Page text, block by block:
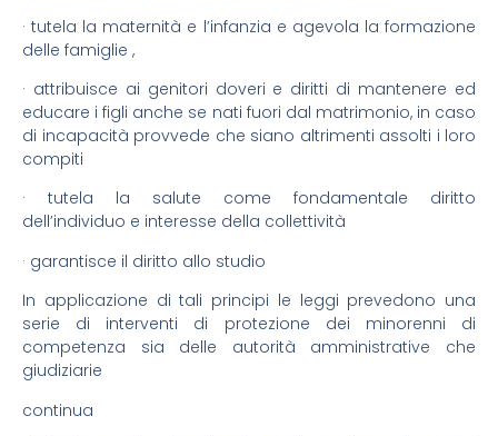
· tutela la maternità e l’infanzia e agevola la formazione
delle famiglie ,
· attribuisce ai genitori doveri e diritti di mantenere ed
educare i figli anche se nati fuori dal matrimonio, in caso
di incapacità provvede che siano altrimenti assolti i loro
compiti
· tutela la salute come fondamentale diritto
dell’individuo e interesse della collettività
· garantisce il diritto allo studio
In applicazione di tali principi le leggi prevedono una
serie di interventi di protezione dei minorenni di
competenza sia delle autorità amministrative che
giudiziarie
continua